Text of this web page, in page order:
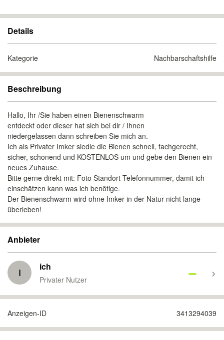
Details
Kategorie Nachbarschaftshilfe
Beschreibung
Hallo, Ihr /Sie haben einen Bienenschwarm
entdeckt oder dieser hat sich bei dir / Ihnen
niedergelassen dann schreiben Sie mich an.
Ich als Privater Imker siedle die Bienen schnell, fachgerecht,
sicher, schonend und KOSTENLOS um und gebe den Bienen ein
neues Zuhause.
Bitte gerne direkt mit: Foto Standort Telefonnummer, damit ich
einschätzen kann was ich benötige.
Der Bienenschwarm wird ohne Imker in der Natur nicht lange
überleben!
Anbieter
I ich
Privater Nutzer
Anzeigen-ID 3413294039